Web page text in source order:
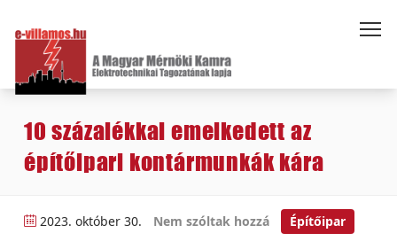
10 százalékkal emelkedett az
építőipari kontármunkák kára
2023. október 30. Nem szóltak hozzá Építőipar